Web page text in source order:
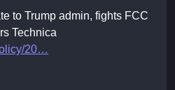
to Trump admin, fights FCC
Technica
20